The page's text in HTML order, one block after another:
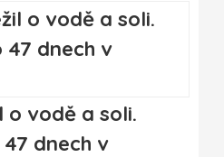
o vodě a soli.
dnech v